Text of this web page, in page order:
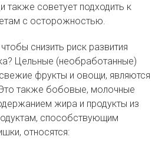
также советует подходить к
с осторожностью.
снизить риск развития
Цельные (необработанные)
фрукты и овощи, являются
также бобовые, молочные
жира и продукты из
способствующим
относятся: